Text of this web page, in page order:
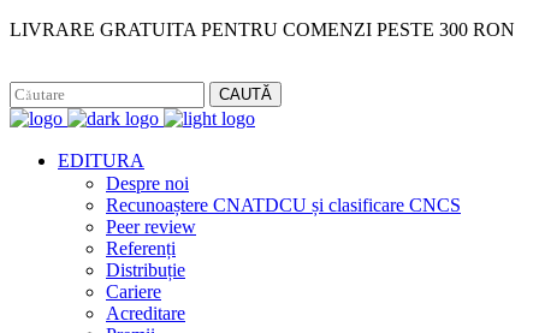
LIVRARE GRATUITA PENTRU COMENZI PESTE 300 RON
CAUTĂ
EDITURA
Despre noi
Recunoaștere CNATDCU și clasificare CNCS
Peer review
Referenți
Distribuție
Cariere
Acreditare